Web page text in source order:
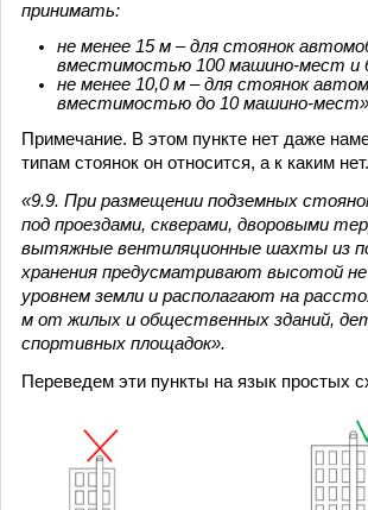
принимать:
не менее 15 м – для стоянок
вместимостью 100 машино-мест и
не менее 10,0 м – для стоянок
вместимостью до 10 машино-
Примечание. В этом пункте нет даже
типам стоянок он относится, а к каким нет.
«9.9. При размещении подземных
под проездами, скверами, дворовыми
вытяжные вентиляционные шахты из
хранения предусматривают высотой
уровнем земли и располагают на
м от жилых и общественных зданий,
спортивных площадок».
Переведем эти пункты на язык простых